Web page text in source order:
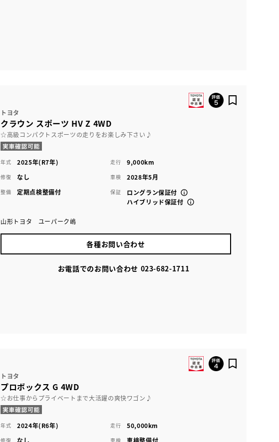
トヨタ
クラウン スポーツ HV Z 4WD
☆高級コンパクトスポーツの走りをお楽しみ下さい♪
年式 2025年(R7年) 走行 9,000km
修復 なし 車検 2028年5月
整備 定期点検整備付 保証
ロングラン保証付
ハイブリッド保証付
山形トヨタ ユーパーク嶋
各種お問い合わせ
お電話でのお問い合わせ 023-682-1711
トヨタ
プロボックス G 4WD
☆お仕事からプライベートまで大活躍の爽快ワゴン♪
年式 2024年(R6年) 走行 50,000km
修復 なし 車検 車検整備付